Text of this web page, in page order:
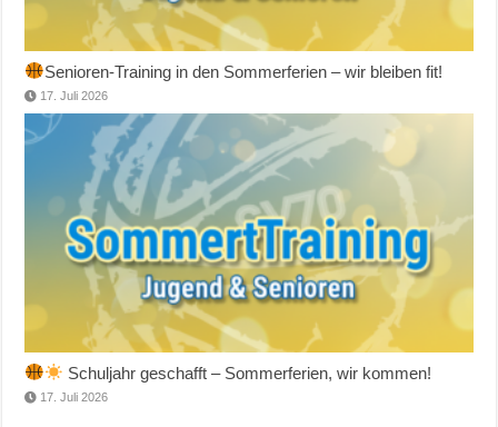
Senioren-Training in den Sommerferien – wir bleiben fit!
17. Juli 2026
Schuljahr geschafft – Sommerferien, wir kommen!
17. Juli 2026